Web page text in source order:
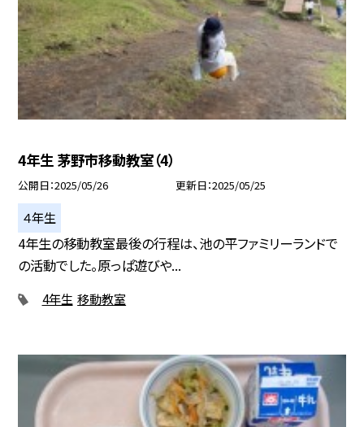
4年生 茅野市移動教室（4）
公開日 2025/05/26 更新日 2025/05/25
４年生
4年生の移動教室最後の行程は、池の平ファミリーランドで
の活動でした。原っぱ遊びや...
4年生 移動教室